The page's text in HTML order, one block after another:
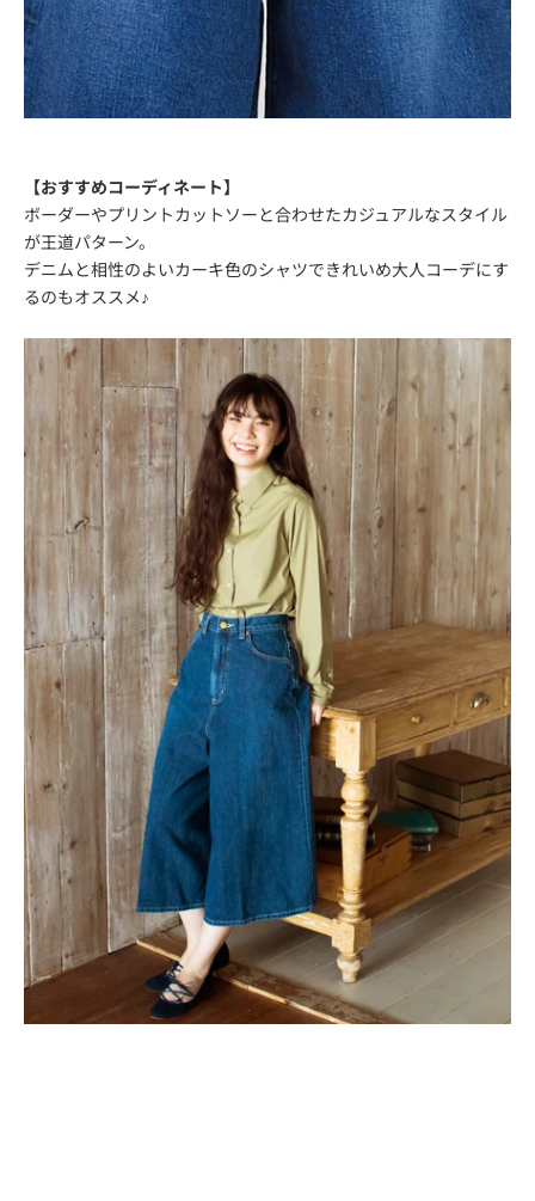
【おすすめコーディネート】
ボーダーやプリントカットソーと合わせたカジュアルなスタイル
が王道パターン。
デニムと相性のよいカーキ色のシャツできれいめ大人コーデにす
るのもオススメ♪